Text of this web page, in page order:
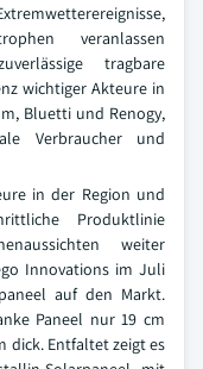
veranlassen
tragbare
wichtiger Akteure in
Bluetti und Renogy,
Verbraucher und
in der Region und
Produktlinie
weiter
Innovations im Juli
auf den Markt.
Paneel nur 19 cm
dick. Entfaltet zeigt es